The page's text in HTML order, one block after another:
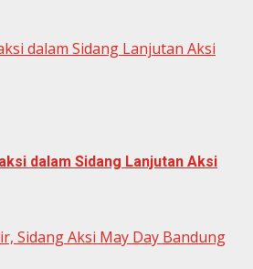
dalam Sidang Lanjutan Aksi
dalam Sidang Lanjutan Aksi
Sidang Aksi May Day Bandung